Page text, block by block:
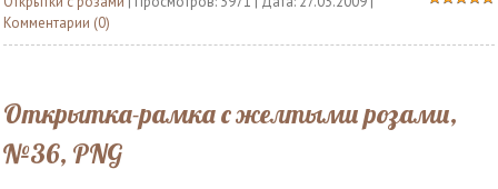
Комментарии (0)
Открытка-рамка с желтыми розами,
№36, PNG